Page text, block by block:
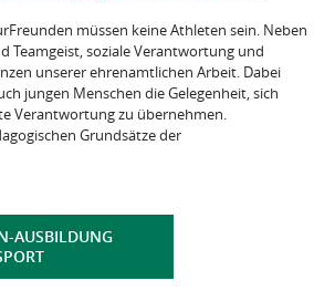
müssen keine Athleten sein. Neben
Teamgeist, soziale Verantwortung und
unserer ehrenamtlichen Arbeit. Dabei
jungen Menschen die Gelegenheit, sich
Verantwortung zu übernehmen.
Grundsätze der
AUSBILDUNG